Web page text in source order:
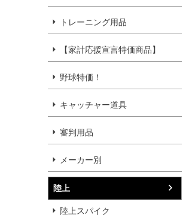
トレーニング用品
【家計応援宣言特価商品】
野球特価！
キャッチャー道具
審判用品
メーカー別
陸上
陸上スパイク